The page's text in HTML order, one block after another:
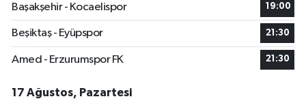
Başakşehir - Kocaelispor
19:00
Beşiktaş - Eyüpspor 21:30
Amed - Erzurumspor FK 21:30
17 Ağustos, Pazartesi